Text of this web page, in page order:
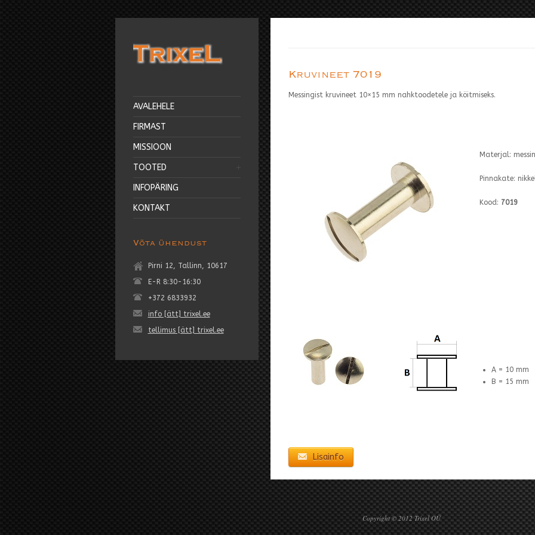
Kruvineet 7019
Messingist kruvineet 10×15 mm nahktoodetele ja köitmiseks.
Materjal:
Pinnakate:
Kood: 7019
A = 10 mm
B = 15 mm
Lisainfo
AVALEHELE
FIRMAST
MISSIOON
TOOTED
INFOPÄRING
KONTAKT
Võta ühendust
Pirni 12, Tallinn, 10617
E-R 8:30-16:30
+372 6833932
info [ätt] trixel.ee
tellimus [ätt] trixel.ee
Copyright © 2012 Trixel OÜ